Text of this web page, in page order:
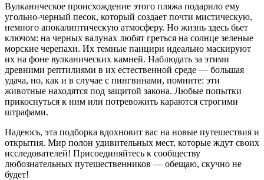
Вулканическое происхождение этого пляжа подарило ему
угольно-черный песок, который создает почти мистическую,
немного апокалиптическую атмосферу. Но жизнь здесь бьет
ключом: на черных валунах любят греться на солнце зеленые
морские черепахи. Их темные панцири идеально маскируют
их на фоне вулканических камней. Наблюдать за этими
древними рептилиями в их естественной среде — большая
удача, но, как и в случае с пингвинами, помните: эти
животные находятся под защитой закона. Любые попытки
прикоснуться к ним или потревожить караются строгими
штрафами.
Надеюсь, эта подборка вдохновит вас на новые путешествия и
открытия. Мир полон удивительных мест, которые ждут своих
исследователей! Присоединяйтесь к сообществу
любознательных путешественников — обещаю, скучно не
будет!